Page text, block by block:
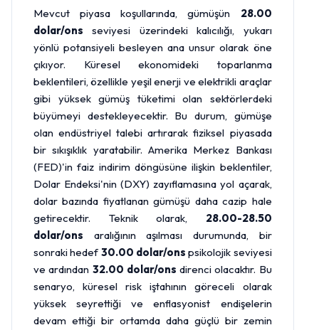
Mevcut piyasa koşullarında, gümüşün 28.00
dolar/ons seviyesi üzerindeki kalıcılığı, yukarı
yönlü potansiyeli besleyen ana unsur olarak öne
çıkıyor. Küresel ekonomideki toparlanma
beklentileri, özellikle yeşil enerji ve elektrikli araçlar
gibi yüksek gümüş tüketimi olan sektörlerdeki
büyümeyi destekleyecektir. Bu durum, gümüşe
olan endüstriyel talebi artırarak fiziksel piyasada
bir sıkışıklık yaratabilir. Amerika Merkez Bankası
(FED)'in faiz indirim döngüsüne ilişkin beklentiler,
Dolar Endeksi'nin (DXY) zayıflamasına yol açarak,
dolar bazında fiyatlanan gümüşü daha cazip hale
getirecektir. Teknik olarak, 28.00-28.50
dolar/ons aralığının aşılması durumunda, bir
sonraki hedef 30.00 dolar/ons psikolojik seviyesi
ve ardından 32.00 dolar/ons direnci olacaktır. Bu
senaryo, küresel risk iştahının göreceli olarak
yüksek seyrettiği ve enflasyonist endişelerin
devam ettiği bir ortamda daha güçlü bir zemin